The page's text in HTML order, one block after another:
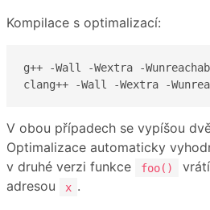
Kompilace s optimalizací:
g++ -Wall -Wextra -
clang++ -Wall -Wextra -
V obou případech se vypíšou
Optimalizace automaticky
v druhé verzi funkce
foo()
adresou
x .